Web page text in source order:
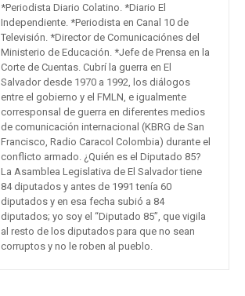
*Periodista Diario Colatino. *Diario El
Independiente. *Periodista en Canal 10 de
Televisión. *Director de Comunicaciónes del
Ministerio de Educación. *Jefe de Prensa en la
Corte de Cuentas. Cubrí la guerra en El
Salvador desde 1970 a 1992, los diálogos
entre el gobierno y el FMLN, e igualmente
corresponsal de guerra en diferentes medios
de comunicación internacional (KBRG de San
Francisco, Radio Caracol Colombia) durante el
conflicto armado. ¿Quién es el Diputado 85?
La Asamblea Legislativa de El Salvador tiene
84 diputados y antes de 1991 tenía 60
diputados y en esa fecha subió a 84
diputados; yo soy el “Diputado 85”, que vigila
al resto de los diputados para que no sean
corruptos y no le roben al pueblo.